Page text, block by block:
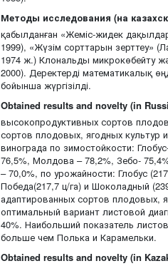
Методы исследования (на
қабылданған «Жеміс-жидек
1999), «Жүзім сорттарын зерттеу»
1974 ж.) Клональды микрокөбейту
2000). Деректерді математикалық
бойынша жүргізілді.
Obtained results and novelty (in
высокопродуктивных сортов
сортов плодовых, ягодных культур
винограда по зимостойкости:
76,5%, Молдова – 78,2%, Зебо-
– 70,0%, по урожайности: Глобус
Победа(217,7 ц/га) и Шоколадный
адаптированных сортов плодовых,
оптимальный вариант листовой
40%. Наибольший показатель
больше чем Полька и Карамельки.
Obtained results and novelty (in